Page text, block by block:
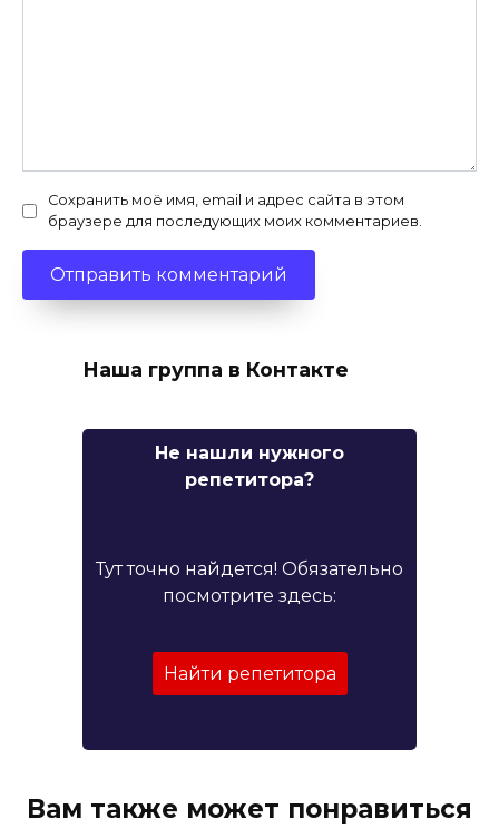
Сохранить моё имя, email и адрес сайта в этом
браузере для последующих моих комментариев.
Наша группа в Контакте
Не нашли нужного
репетитора?
Тут точно найдется! Обязательно
посмотрите здесь:
Найти репетитора
Вам также может понравиться